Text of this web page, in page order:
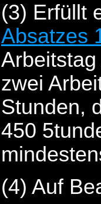
(3) Erfüllt
Absatzes
zwei
Stunden,
450
(4) Auf